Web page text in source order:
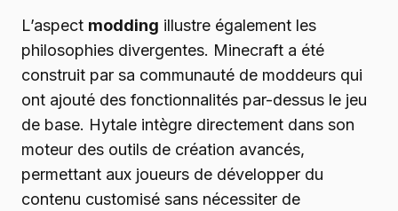
L’aspect modding illustre également les
philosophies divergentes. Minecraft a été
construit par sa communauté de moddeurs qui
ont ajouté des fonctionnalités par-dessus le jeu
de base. Hytale intègre directement dans son
moteur des outils de création avancés,
permettant aux joueurs de développer du
contenu customisé sans nécessiter de